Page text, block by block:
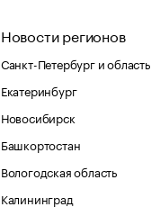
Новости регионов
Санкт-Петербург и область
Екатеринбург
Новосибирск
Башкортостан
Вологодская область
Калининград